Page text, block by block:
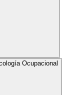
Ocupacional